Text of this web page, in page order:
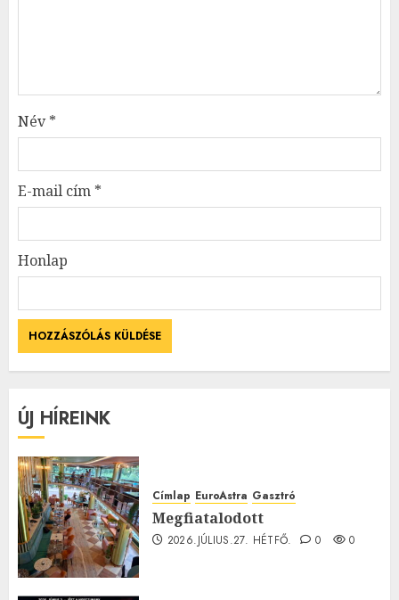
Név*
E-mail cím *
Honlap
ÚJ HÍREINK
Címlap EuroAstra Gasztró
Megfiatalodott
2026.JÚLIUS.27. HÉTFŐ. 0 0